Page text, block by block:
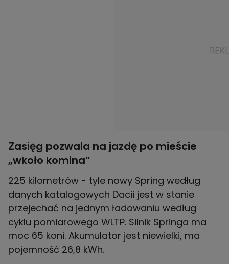
Zasięg pozwala na jazdę po mieście
„wkoło komina”
225 kilometrów - tyle nowy Spring według
danych katalogowych Dacii jest w stanie
przejechać na jednym ładowaniu według
cyklu pomiarowego WLTP. Silnik Springa ma
moc 65 koni. Akumulator jest niewielki, ma
pojemność 26,8 kWh.